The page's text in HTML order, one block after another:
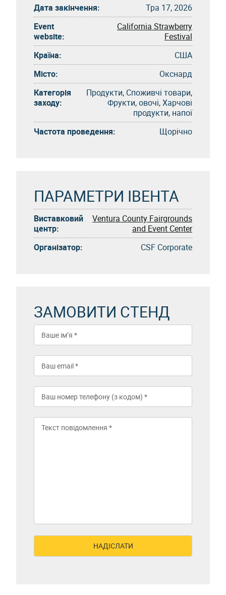
Дата закінчення:
Тра 17, 2026
Event
website:
California Strawberry
Festival
Країна:
США
Місто:
Окснард
Категорія
заходу:
Продукти, Споживчі товари,
Фрукти, овочі, Харчові
продукти, напої
Частота проведення:
Щорічно
ПАРАМЕТРИ ІВЕНТА
Виставковий
центр:
Ventura County Fairgrounds
and Event Center
Організатор:
CSF Corporate
ЗАМОВИТИ СТЕНД